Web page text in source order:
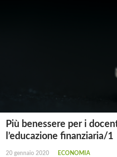
Più benessere per i
l’educazione finanziaria/1
20 gennaio 2020 ECONOMIA